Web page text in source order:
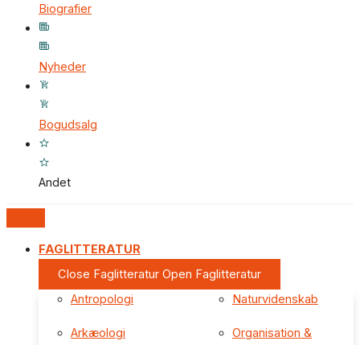
Biografier
Nyheder
Bogudsalg
Andet
FAGLITTERATUR
Close Faglitteratur Open Faglitteratur
Antropologi
Arkæologi
Naturvidenskab
Organisation &